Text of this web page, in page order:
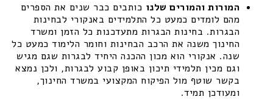
המורות והמורים שלנו כותבים כבר שנים את הספרים
מהם לומדים כמעט כל התלמידים באנקורי לבחינות
הבגרות. בחינות הבגרות מתעדכנות כל הזמן ומשרד
החינוך משנה את הרכב הבחינות וחומר הלימוד כמעט כל
שנה. אנקורי הוא מכון ההכנה היחיד לבגרות שגם מגיש
וגם מכין תלמידי תיכון באופן קבוע לבגרות, ולכן נמצא
בקשר שוטף מול הפיקוח המקצועי במשרד החינוך,
ומעודכן תמיד.